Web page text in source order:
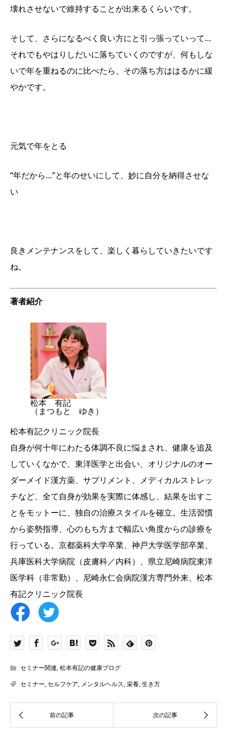
壊れさせないで維持することが出来るくらいです。
そして、さらになるべく良い方にと引っ張っていって…
それでもやはりしだいに落ちていくのですが、何もしな
いで年を重ねるのに比べたら、その落ち方ははるかに緩
やかです。
元気で年をとる
“年だから…”と年のせいにして、妙に自分を納得させな
い
良きメンテナンスをして、楽しく暮らしていきたいです
ね。
著者紹介
松本 有記
（まつもと ゆき）
松本有記クリニック院長
自身が何十年にわたる体調不良に悩まされ、健康を追及
していくなかで、東洋医学と出会い、オリジナルのオー
ダーメイド漢方薬、サプリメント、メディカルストレッ
チなど、全て自身が効果を実際に体感し、結果を出すこ
とをモットーに、独自の治療スタイルを確立。生活習慣
から姿勢指導、心のもち方まで幅広い角度からの診療を
行っている。京都薬科大学卒業、神戸大学医学部卒業、
兵庫医科大学病院（皮膚科／内科）、県立尼崎病院東洋
医学科（非常勤）、尼崎永仁会病院漢方専門外来、松本
有記クリニック院長
セミナー関連,松本有記の健康ブログ
セミナー,セルフケア, メンタルヘルス,栄養,生き方